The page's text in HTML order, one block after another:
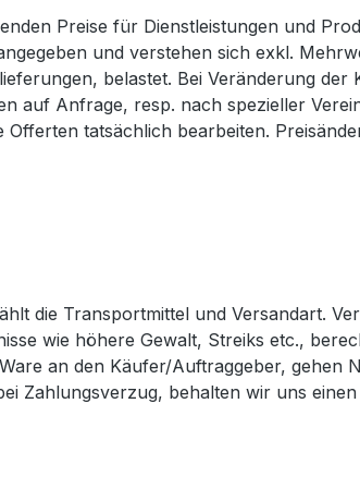
Preise für Dienstleistungen und
und verstehen sich exkl.
belastet. Bei Veränderung
auf Anfrage, resp. nach spezieller
Offerten tatsächlich bearbeiten.
die Transportmittel und Versandart.
wie höhere Gewalt, Streiks etc.,
an den Käufer/Auftraggeber,
Zahlungsverzug, behalten wir uns